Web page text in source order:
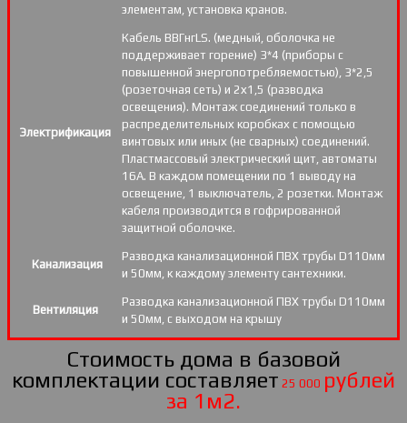
элементам, установка кранов.
Электрификация
Кабель ВВГнгLS. (медный, оболочка не
поддерживает горение) 3*4 (приборы с
повышенной энергопотребляемостью), 3*2,5
(розеточная сеть) и 2х1,5 (разводка
освещения). Монтаж соединений только в
распределительных коробках с помощью
винтовых или иных (не сварных) соединений.
Пластмассовый электрический щит, автоматы
16А. В каждом помещении по 1 выводу на
освещение, 1 выключатель, 2 розетки. Монтаж
кабеля производится в гофрированной
защитной оболочке.
Канализация
Разводка канализационной ПВХ трубы D110мм
и 50мм, к каждому элементу сантехники.
Вентиляция
Разводка канализационной ПВХ трубы D110мм
и 50мм, с выходом на крышу
Стоимость дома в базовой
комплектации составляет 25 000 рублей
за 1м2.